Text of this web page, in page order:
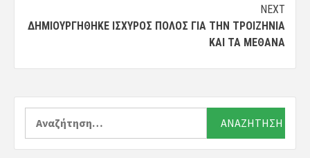
NEXT
ΔΗΜΙΟΥΡΓΉΘΗΚΕ ΙΣΧΥΡΌΣ ΠΌΛΟΣ ΓΙΑ ΤΗΝ ΤΡΟΙΖΗΝΊΑ
ΚΑΙ ΤΑ ΜΈΘΑΝΑ
Αναζήτηση
για: